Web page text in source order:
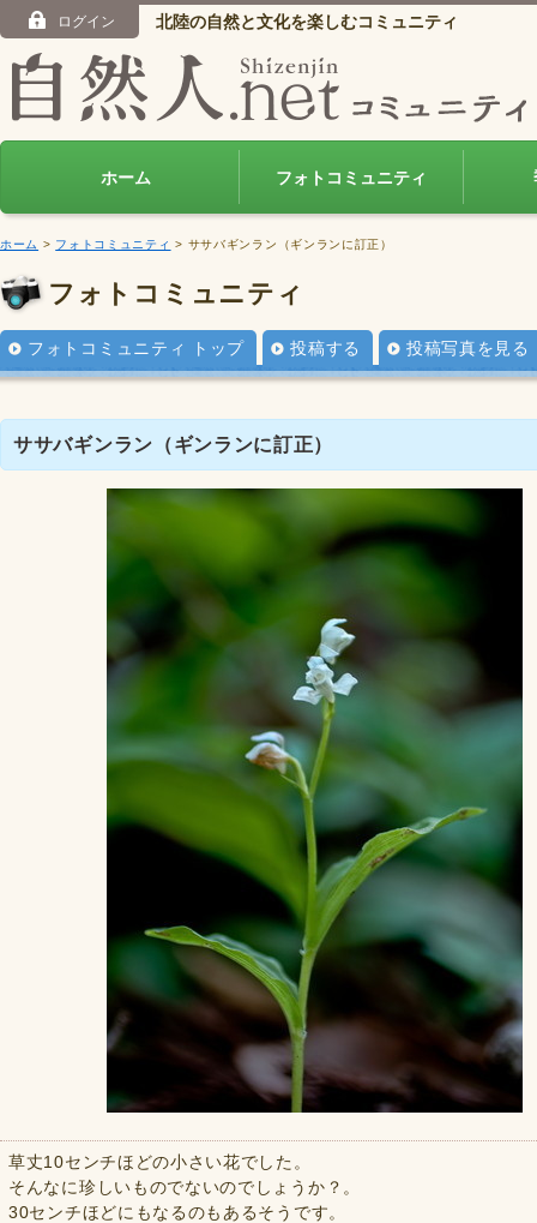
ログイン 北陸の自然と文化を楽しむコミュニティ
ホーム フォトコミュニティ
ホーム > フォトコミュニティ > ササバギンラン（ギンランに訂正）
フォトコミュニティ
フォトコミュニティ トップ 投稿する 投稿写真を見る
ササバギンラン（ギンランに訂正）
草丈10センチほどの小さい花でした。
そんなに珍しいものでないのでしょうか？。
30センチほどにもなるのもあるそうです。